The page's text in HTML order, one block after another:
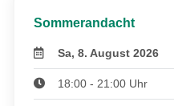
Sommerandacht
Sa, 8. August 2026
18:00 - 21:00 Uhr